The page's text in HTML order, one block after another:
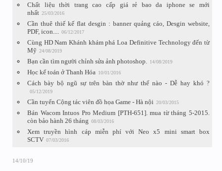
Chất liệu thời trang cao cấp giá rẻ bao da iphone se mới
nhất 25/03/2016
Cần thuê thiế kế flat desgin : banner quảng cáo, Desgin website,
PDF, icon....
06/12/2017
Cùng HD Nam Khánh khám phá Loa Definitive Technology đến từ
Mỹ 24/08/2019
Bạn cần tìm người chỉnh sửa ảnh photoshop. 14/08/2019
Học kế toán ở Thanh Hóa 10/01/2016
Cách bày bộ ngũ sự trên bàn thờ như thế nào - Dễ hay khó ?
05/12/2019
Cần tuyển Cộng tác viên đồ họa Game - Hà nội 20/03/2015
Bán Wacom Intuos Pro Medium [PTH-651]. mua từ tháng 5-2015.
còn bảo hành 26 tháng 08/03/2016
Xem truyền hình cáp miễn phí với Neo x5 mini smart box
SCTV 07/03/2016
14/10/19